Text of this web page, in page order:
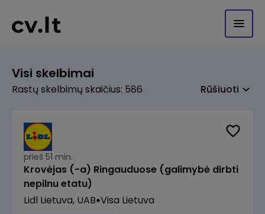
Visi skelbimai
Rastų skelbimų skaičius: 586 Rūšiuoti
prieš 51 min.
Krovėjas (-a) Ringauduose (galimybė dirbti
nepilnu etatu)
Lidl Lietuva, UAB Visa Lietuva